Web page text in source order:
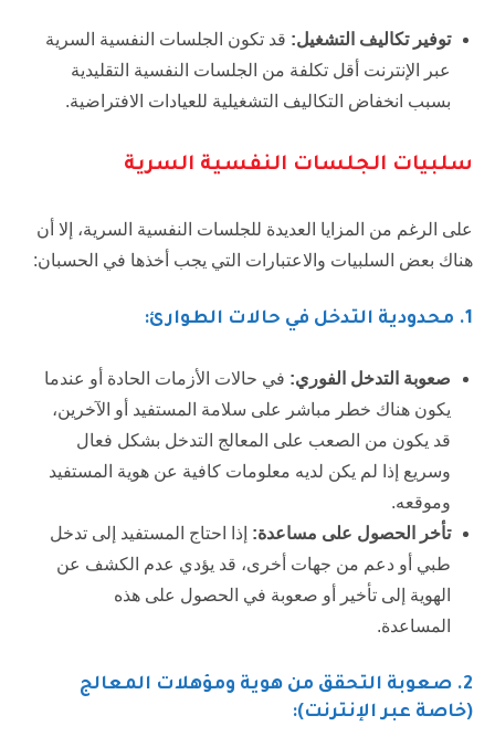
توفير تكاليف التشغيل: قد تكون الجلسات النفسية السرية
عبر الإنترنت أقل تكلفة من الجلسات النفسية التقليدية
بسبب انخفاض التكاليف التشغيلية للعيادات الافتراضية.
سلبيات الجلسات النفسية السرية
على الرغم من المزايا العديدة للجلسات النفسية السرية، إلا أن
هناك بعض السلبيات والاعتبارات التي يجب أخذها في الحسبان:
1. محدودية التدخل في حالات الطوارئ:
صعوبة التدخل الفوري: في حالات الأزمات الحادة أو عندما
يكون هناك خطر مباشر على سلامة المستفيد أو الآخرين،
قد يكون من الصعب على المعالج التدخل بشكل فعال
وسريع إذا لم يكن لديه معلومات كافية عن هوية المستفيد
وموقعه.
تأخر الحصول على مساعدة: إذا احتاج المستفيد إلى تدخل
طبي أو دعم من جهات أخرى، قد يؤدي عدم الكشف عن
الهوية إلى تأخير أو صعوبة في الحصول على هذه
المساعدة.
2.
صعوبة التحقق من هوية ومؤهلات المعالج
(خاصة عبر الإنترنت):